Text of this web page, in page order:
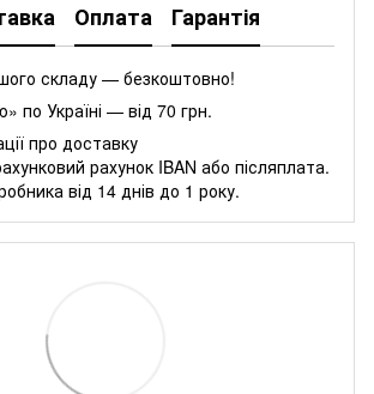
Оплата Гарантія
складу — безкоштовно!
по Україні — від 70 грн.
про доставку
рахунок IBAN або післяплата.
від 14 днів до 1 року.